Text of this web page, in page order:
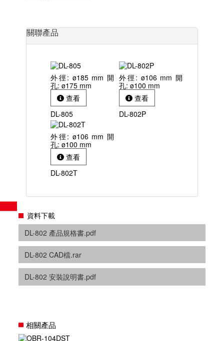
關聯產品
外徑: ø185 mm 開
孔: ø175 mm
查看
DL-805
外徑: ø106 mm 開
孔: ø100 mm
查看
DL-802P
外徑: ø106 mm 開
孔: ø100 mm
查看
DL-802T
資料下載
DL-802 產品規格書.pdf
DL-802 CAD檔.rar
DL-802 安裝說明書.pdf
相關產品